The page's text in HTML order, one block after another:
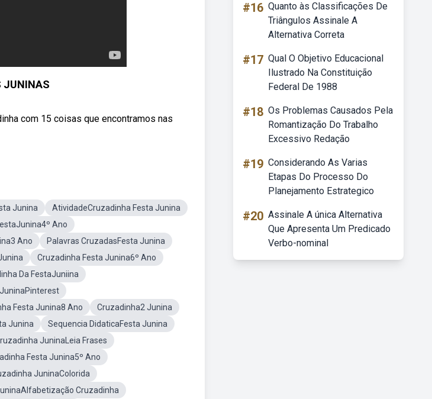
JUNINAS
com 15 coisas que encontramos nas
Junina
AtividadeCruzadinha Festa Junina
Ano
Ano
Palavras CruzadasFesta Junina
Cruzadinha Festa Junina6º Ano
Da FestaJuniina
Festa Junina8 Ano
Cruzadinha2 Junina
Junina
Sequencia DidaticaFesta Junina
JuninaLeia Frases
Festa Junina5º Ano
JuninaColorida
Cruzadinha
#16 Quanto às Classificações De
Triângulos Assinale A
Alternativa Correta
#17 Qual O Objetivo Educacional
Ilustrado Na Constituição
Federal De 1988
#18 Os Problemas Causados Pela
Romantização Do Trabalho
Excessivo Redação
#19 Considerando As Varias
Etapas Do Processo Do
Planejamento Estrategico
#20 Assinale A única Alternativa
Que Apresenta Um Predicado
Verbo-nominal